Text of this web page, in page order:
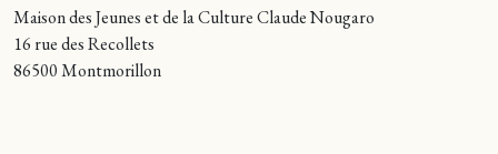
Maison des Jeunes et de la Culture Claude Nougaro
16 rue des Recollets
86500 Montmorillon